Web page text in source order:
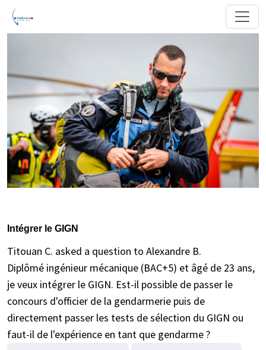
Intégrer le GIGN
Titouan C. asked a question to Alexandre B.
Diplômé ingénieur mécanique (BAC+5) et âgé de 23 ans,
je veux intégrer le GIGN. Est-il possible de passer le
concours d'officier de la gendarmerie puis de
directement passer les tests de sélection du GIGN ou
faut-il de l'expérience en tant que gendarme ?